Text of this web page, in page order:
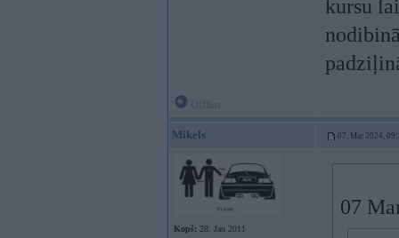
kursu
Mikels 07. Mar 2024,
Kopš: 28. Jan 2011
07